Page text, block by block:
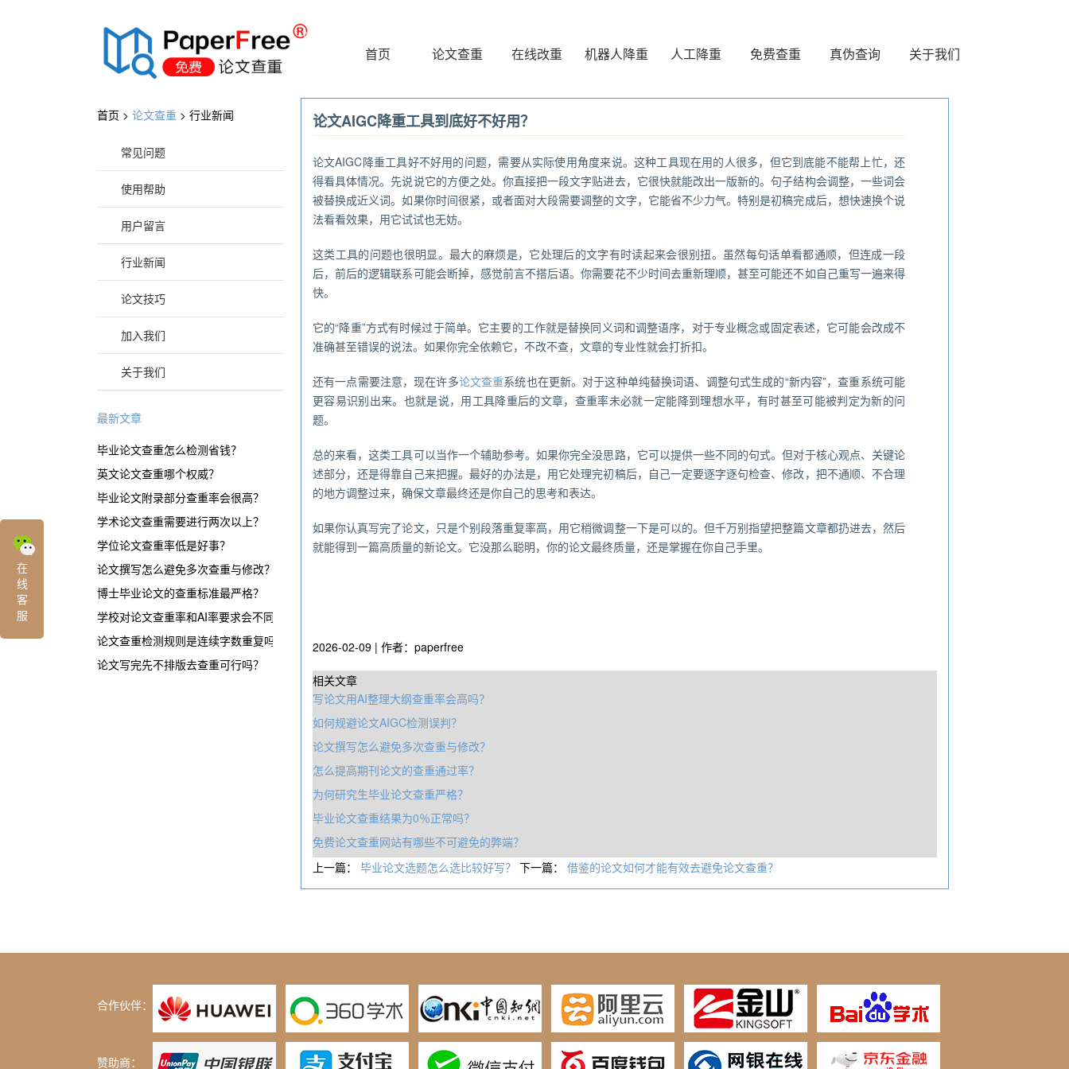
®
首页 论文查重 在线改重 机器人降重 人工降重 免费查重 真伪查询 关于我们
首页 > 论文查重 > 行业新闻
常见问题
使用帮助
用户留言
行业新闻
论文技巧
加入我们
关于我们
最新文章
毕业论文查重怎么检测省钱？
英文论文查重哪个权威？
毕业论文附录部分查重率会很高？
学术论文查重需要进行两次以上？
学位论文查重率低是好事？
论文撰写怎么避免多次查重与修改？
博士毕业论文的查重标准最严格？
学校对论文查重率和AI率要求会不同？
论文查重检测规则是连续字数重复吗？
论文写完先不排版去查重可行吗？
论文AIGC降重工具到底好不好用？
论文AIGC降重工具好不好用的问题，需要从实际使用角度来说。这种工具现在用的人很多，但它到底能不能帮上忙，还
得看具体情况。先说说它的方便之处。你直接把一段文字贴进去，它很快就能改出一版新的。句子结构会调整，一些词会
被替换成近义词。如果你时间很紧，或者面对大段需要调整的文字，它能省不少力气。特别是初稿完成后，想快速换个说
法看看效果，用它试试也无妨。
这类工具的问题也很明显。最大的麻烦是，它处理后的文字有时读起来会很别扭。虽然每句话单看都通顺，但连成一段
后，前后的逻辑联系可能会断掉，感觉前言不搭后语。你需要花不少时间去重新理顺，甚至可能还不如自己重写一遍来得
快。
它的“降重”方式有时候过于简单。它主要的工作就是替换同义词和调整语序，对于专业概念或固定表述，它可能会改成不
准确甚至错误的说法。如果你完全依赖它，不改不查，文章的专业性就会打折扣。
还有一点需要注意，现在许多论文查重系统也在更新。对于这种单纯替换词语、调整句式生成的“新内容”，查重系统可能
更容易识别出来。也就是说，用工具降重后的文章，查重率未必就一定能降到理想水平，有时甚至可能被判定为新的问
题。
总的来看，这类工具可以当作一个辅助参考。如果你完全没思路，它可以提供一些不同的句式。但对于核心观点、关键论
述部分，还是得靠自己来把握。最好的办法是，用它处理完初稿后，自己一定要逐字逐句检查、修改，把不通顺、不合理
的地方调整过来，确保文章最终还是你自己的思考和表达。
如果你认真写完了论文，只是个别段落重复率高，用它稍微调整一下是可以的。但千万别指望把整篇文章都扔进去，然后
就能得到一篇高质量的新论文。它没那么聪明，你的论文最终质量，还是掌握在你自己手里。
2026-02-09 | 作者：paperfree
相关文章
写论文用AI整理大纲查重率会高吗？
如何规避论文AIGC检测误判？
论文撰写怎么避免多次查重与修改？
怎么提高期刊论文的查重通过率？
为何研究生毕业论文查重严格？
毕业论文查重结果为0％正常吗？
免费论文查重网站有哪些不可避免的弊端？
上一篇： 毕业论文选题怎么选比较好写？ 下一篇： 借鉴的论文如何才能有效去避免论文查重？
合作伙伴：
赞助商：
在
线
客
服